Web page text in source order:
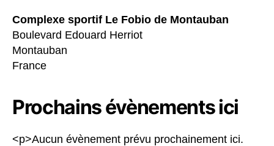
Complexe sportif Le Fobio de Montauban
Boulevard Edouard Herriot
Montauban
France
Prochains évènements ici
<p>Aucun évènement prévu prochainement ici.